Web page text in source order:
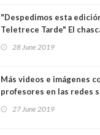
"Despedimos esta
Teletrece Tarde" El
Pérez. Ver Video
28 June 2019
Más videos e imágenes
profesores en las redes
cacerolazo de los
27 June 2019